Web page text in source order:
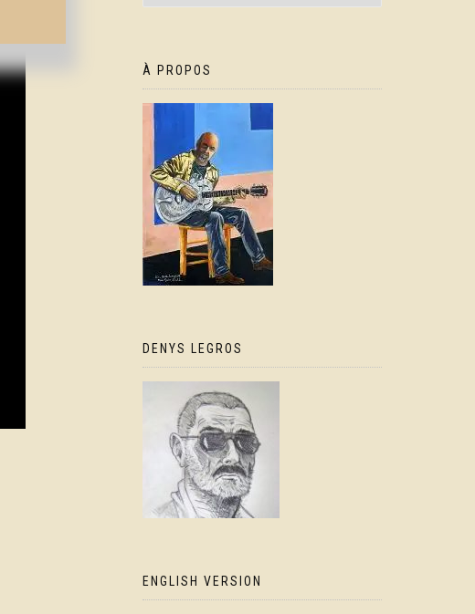
À PROPOS
DENYS LEGROS
ENGLISH VERSION